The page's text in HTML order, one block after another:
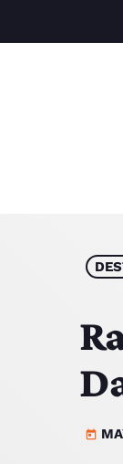
today